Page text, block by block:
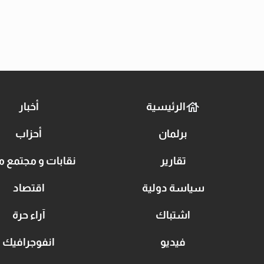
الرئيسية أخبار
برلمان أحزاب
تقارير نقابات و مجتمع
سياسة دولية اقتصاد
اشتباك آراء حرة
فيديو انفوجرافيك